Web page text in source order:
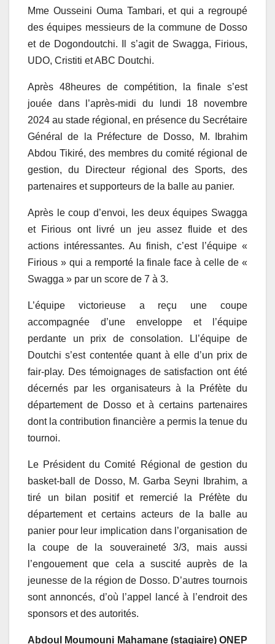
Mme Ousseini Ouma Tambari, et qui a regroupé
des équipes messieurs de la commune de Dosso
et de Dogondoutchi. Il s’agit de Swagga, Firious,
UDO, Cristiti et ABC Doutchi.
Après 48heures de compétition, la finale s’est
jouée dans l’après-midi du lundi 18 novembre
2024 au stade régional, en présence du Secrétaire
Général de la Préfecture de Dosso, M. Ibrahim
Abdou Tikiré, des membres du comité régional de
gestion, du Directeur régional des Sports, des
partenaires et supporteurs de la balle au panier.
Après le coup d’envoi, les deux équipes Swagga
et Firious ont livré un jeu assez fluide et des
actions intéressantes. Au finish, c’est l’équipe «
Firious » qui a remporté la finale face à celle de «
Swagga » par un score de 7 à 3.
L’équipe victorieuse a reçu une coupe
accompagnée d’une enveloppe et l’équipe
perdante un prix de consolation. Ll’équipe de
Doutchi s’est contentée quant à elle d’un prix de
fair-play. Des témoignages de satisfaction ont été
décernés par les organisateurs à la Préfète du
département de Dosso et à certains partenaires
dont la contribution financière a permis la tenue du
tournoi.
Le Président du Comité Régional de gestion du
basket-ball de Dosso, M. Garba Seyni Ibrahim, a
tiré un bilan positif et remercié la Préfète du
département et certains acteurs de la balle au
panier pour leur implication dans l’organisation de
la coupe de la souveraineté 3/3, mais aussi
l’engouement que cela a suscité auprès de la
jeunesse de la région de Dosso. D’autres tournois
sont annoncés, d’où l’appel lancé à l’endroit des
sponsors et des autorités.
Abdoul Moumouni Mahamane (stagiaire) ONEP